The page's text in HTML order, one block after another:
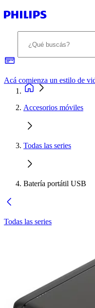
Accesorios móviles
Todas las series
Batería portátil USB
Todas las series